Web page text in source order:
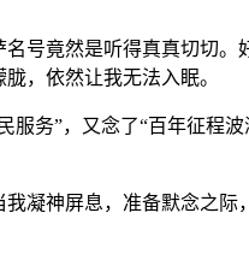
号竟然是听得真真切切
，依然让我无法入眠。
务”，又念了“百年征程
凝神屏息，准备默念之